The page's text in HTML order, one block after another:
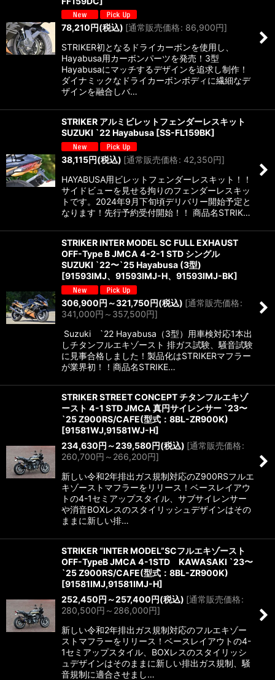
78,210円(税込) [通常販売価格: 86,900円]
STRIKER初となるドライカーボンを使用し、
Hayabusa用カーボンパーツを発売！3型
Hayabusaにマッチするデザインを追求し制作！
ダイナミックなドライカーボンボディに繊細なデ
ザインを融合しバ…
STRIKER アルミビレットフェンダーレスキット
SUZUKI `22 Hayabusa [SS-FL159BK]
38,115円(税込) [通常販売価格: 42,350円]
HAYABUSA用ビレットフェンダーレスキット！！
サイドビューを見せる拘りのフェンダーレスキッ
トです。2024年9月下旬頃デリバリー開始予定と
なります！先行予約受付開始！！ 商品名STRIK…
STRIKER INTER MODEL SC FULL EXHAUST
OFF-Type B JMCA 4-2-1 STD シングル
SUZUKI `22〜`25 Hayabusa (3型)
[91593IMJ、91593IMJ-H、91593IMJ-BK]
306,900円 ～321,750円(税込) [通常販売価格:
341,000円 ～357,500円]
Suzuki `22 Hayabusa（3型）用車検対応1本出
しチタンフルエキゾースト 排ガス試験、騒音試験
に見事合格しました！製品化はSTRIKERマフラー
が業界初！！商品名STRIKE…
STRIKER STREET CONCEPT チタンフルエキゾ
ースト 4-1 STD JMCA 真円サイレンサー `23〜
`25 Z900RS/CAFE(型式：8BL-ZR900K)
[91581WJ,91581WJ-H]
234,630円 ～239,580円(税込) [通常販売価格:
260,700円 ～266,200円]
新しい令和2年排出ガス規制対応のZ900RSフルエ
キゾーストマフラーをリリース！ベースレイアウ
トの4-1セミアップスタイル、サブサイレンサー
や消音BOXレスのスタイリッシュデザインはその
ままに新しい排…
STRIKER “INTER MODEL”SCフルエキゾースト
OFF-TypeB JMCA 4-1STD KAWASAKI `23〜
`25 Z900RS/CAFE(型式：8BL-ZR900K)
[91581IMJ,91581IMJ-H]
252,450円 ～257,400円(税込) [通常販売価格:
280,500円 ～286,000円]
新しい令和2年排出ガス規制対応のフルエキゾー
ストマフラーをリリース！ベースレイアウトの4-
1セミアップスタイル、BOXレスのスタイリッシ
ュデザインはそのままに新しい排出ガス規制、騒
音規制に適合させまし…